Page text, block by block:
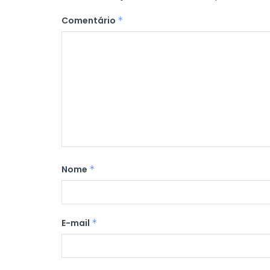
Comentário *
Nome *
E-mail *